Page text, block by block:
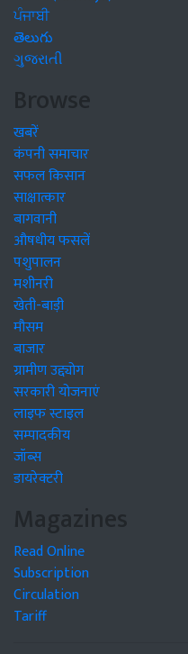
ਪੰਜਾਬੀ
తెలుగు
ગુજરાતી
Browse
खबरें
कंपनी समाचार
सफल किसान
साक्षात्कार
बागवानी
औषधीय फसलें
पशुपालन
मशीनरी
खेती-बाड़ी
मौसम
बाजार
ग्रामीण उद्द्योग
सरकारी योजनाएं
लाइफ स्टाइल
सम्पादकीय
जॉब्स
डायरेक्टरी
Magazines
Read Online
Subscription
Circulation
Tariff